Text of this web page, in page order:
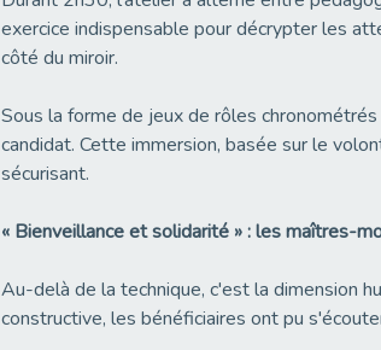
exercice indispensable pour décrypter les
côté du miroir.
Sous la forme de jeux de rôles
candidat. Cette immersion, basée sur le
sécurisant.
« Bienveillance et solidarité » : les maîtres-
Au-delà de la technique, c'est la dimension
constructive, les bénéficiaires ont pu